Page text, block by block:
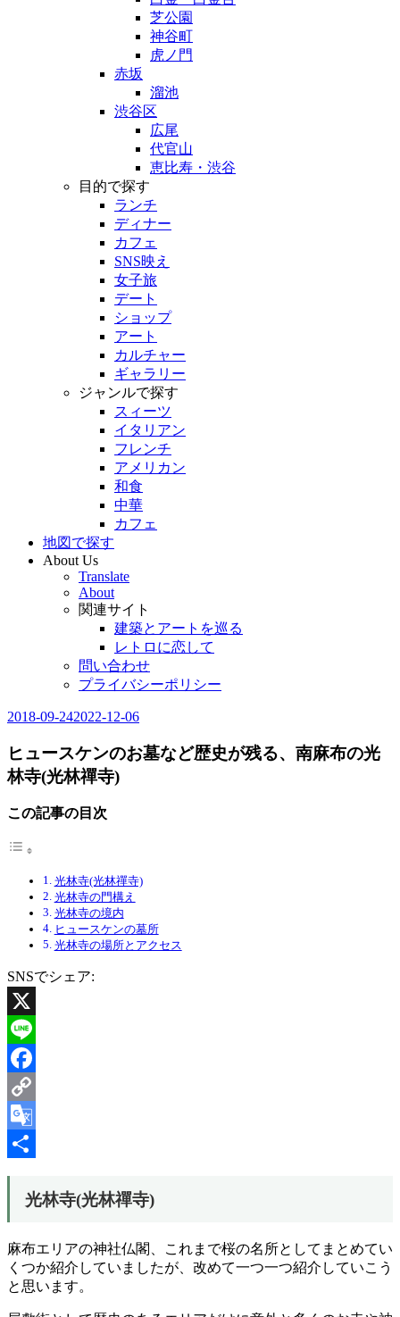
芝公園
神谷町
虎ノ門
赤坂
溜池
渋谷区
広尾
代官山
恵比寿・渋谷
目的で探す
ランチ
ディナー
カフェ
SNS映え
女子旅
デート
ショップ
アート
カルチャー
ギャラリー
ジャンルで探す
スィーツ
イタリアン
フレンチ
アメリカン
和食
中華
カフェ
地図で探す
About Us
Translate
About
関連サイト
建築とアートを巡る
レトロに恋して
問い合わせ
プライバシーポリシー
2018-09-242022-12-06
Chief
ヒュースケンのお墓など歴史が残る、南麻布の光
林寺(光林禪寺)
この記事の目次
光林寺(光林禪寺)
光林寺の門構え
光林寺の境内
ヒュースケンの墓所
光林寺の場所とアクセス
SNSでシェア:
X
Line
Facebook
Copy
Link
Google
光林寺(光林禪寺)
麻布エリアの神社仏閣、これまで桜の名所としてまとめてい
くつか紹介していましたが、改めて一つ一つ紹介していこう
と思います。